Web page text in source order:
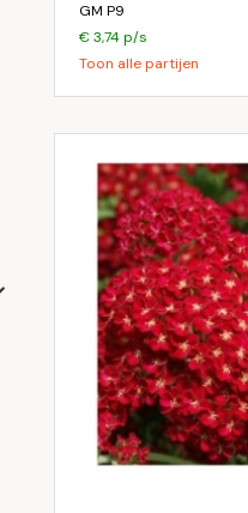
GM P9
€ 3,74 p/s
Toon alle partijen